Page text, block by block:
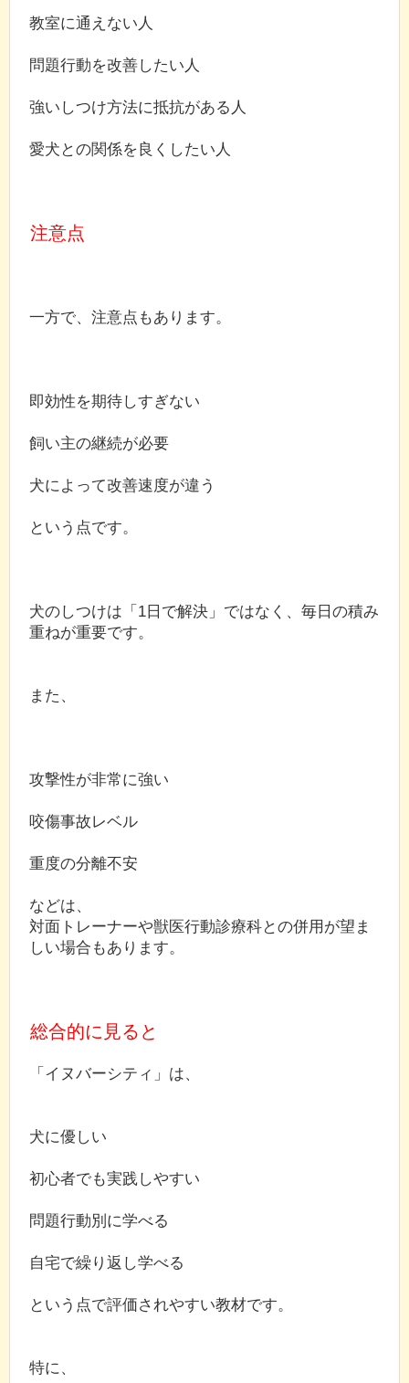
教室に通えない人
問題行動を改善したい人
強いしつけ方法に抵抗がある人
愛犬との関係を良くしたい人
注意点
一方で、注意点もあります。
即効性を期待しすぎない
飼い主の継続が必要
犬によって改善速度が違う
という点です。
犬のしつけは「1日で解決」ではなく、毎日の積み
重ねが重要です。
また、
攻撃性が非常に強い
咬傷事故レベル
重度の分離不安
などは、
対面トレーナーや獣医行動診療科との併用が望ま
しい場合もあります。
総合的に見ると
「イヌバーシティ」は、
犬に優しい
初心者でも実践しやすい
問題行動別に学べる
自宅で繰り返し学べる
という点で評価されやすい教材です。
特に、